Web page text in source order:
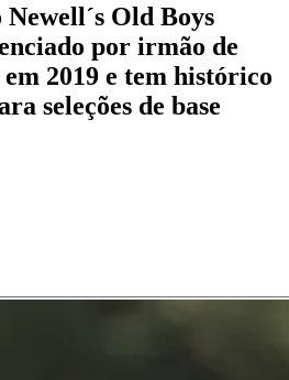
Old Boys
por irmão de
2019 e tem histórico
seleções de base